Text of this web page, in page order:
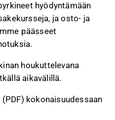
hyödyntämään
ja osto- ja
päässeet
houkuttelevana
aikavälillä.
kokonaisuudessaan